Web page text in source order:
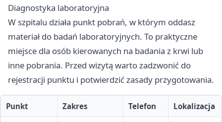
Diagnostyka laboratoryjna
W szpitalu działa punkt pobrań, w którym oddasz
materiał do badań laboratoryjnych. To praktyczne
miejsce dla osób kierowanych na badania z krwi lub
inne pobrania. Przed wizytą warto zadzwonić do
rejestracji punktu i potwierdzić zasady przygotowania.
Punkt Zakres Telefon Lokalizacja